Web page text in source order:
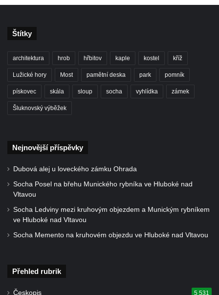
Lysým vrchem v Teplicích nad Metují
Sadech Československé armády v
Teplicích
Plastika Koule v Sadech Československé
Keramická plastika v ulici Dr. Vrbenského v
Památník Pravřídla v Lázeňské ulici v
Teplicích
náměstí v Teplicích (neexistuje)
Ploučnicí
Štítky
architektura hrob hřbitov kaple kostel kříž
Lužické hory Most pamětní deska park pomník
pískovec skála sloup socha vyhlídka zámek
Šluknovský výběžek
Nejnovější příspěvky
Dubová alej u loveckého zámku Ohrada
Socha Posel na břehu Munického rybníka ve Hluboké nad
Vltavou
Socha Ledviny mezi kruhovým objezdem a Munickým rybníkem
ve Hluboké nad Vltavou
Socha Memento na kruhovém objezdu ve Hluboké nad Vltavou
Přehled rubrik
Českopis 5 531